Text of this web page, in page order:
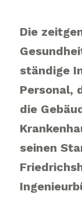
Die
ständige
Personal,
die
seinen